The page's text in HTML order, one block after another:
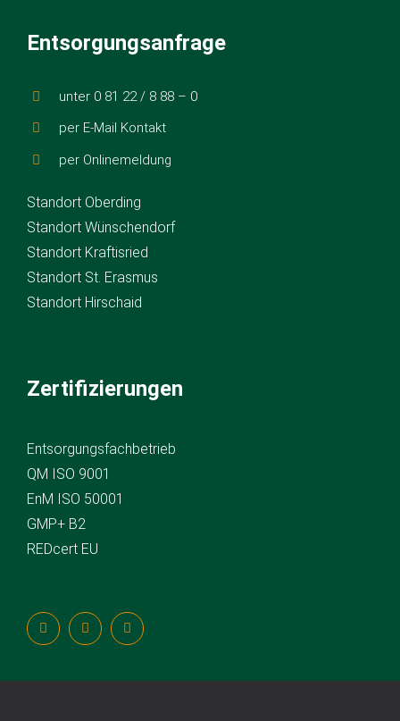
Entsorgungsanfrage
unter 0 81 22 / 8 88 – 0
per E-Mail Kontakt
per Onlinemeldung
Standort Oberding
Standort Wünschendorf
Standort Kraftisried
Standort St. Erasmus
Standort Hirschaid
Zertifizierungen
Entsorgungsfachbetrieb
QM ISO 9001
EnM ISO 50001
GMP+ B2
REDcert EU